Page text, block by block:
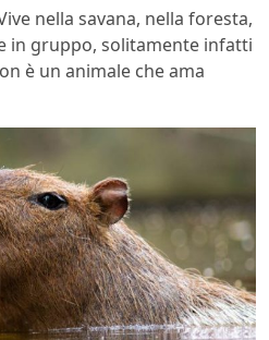
nella savana, nella foresta,
in gruppo, solitamente infatti
è un animale che ama